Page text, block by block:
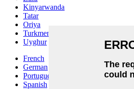
Kinyarwanda
Tatar
Oriya
Turkmen
Uyghur
French
German
Portuguese
Spanish